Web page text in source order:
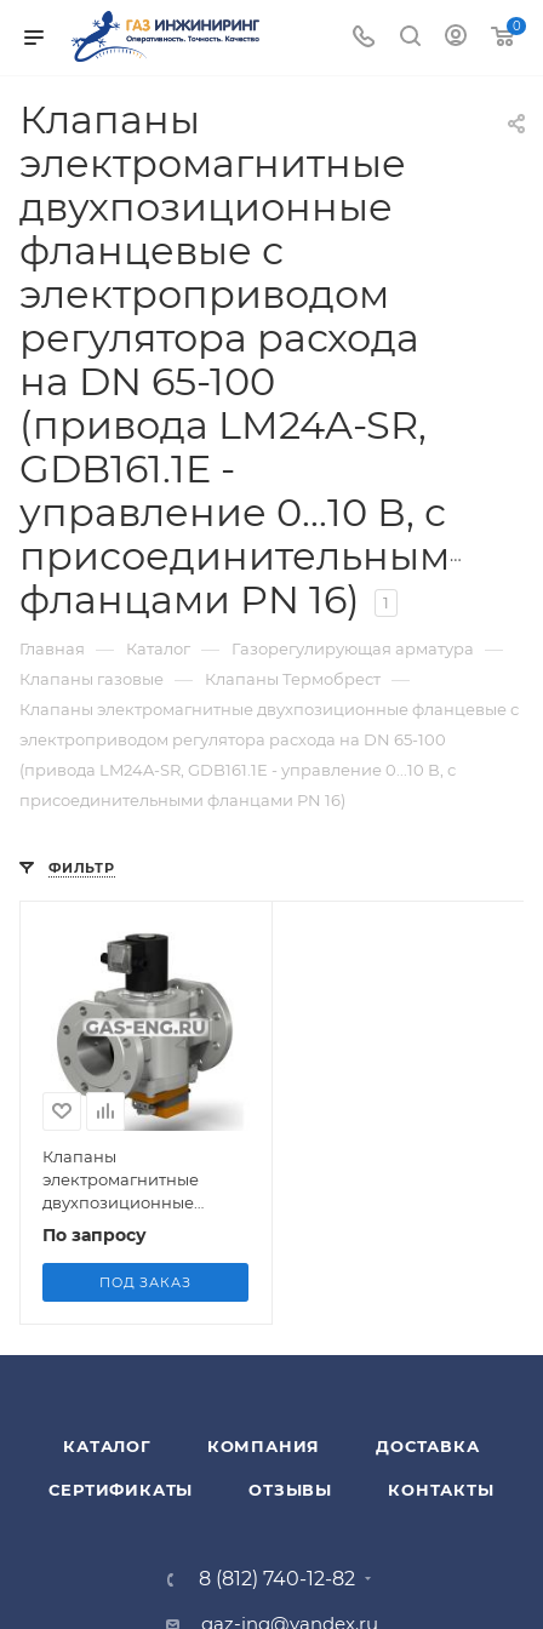
0
Клапаны
электромагнитные
двухпозиционные
фланцевые с
электроприводом
регулятора расхода
на DN 65-100
(привода LM24A-SR,
GDB161.1E -
управление 0...10 В, с
присоединительными
фланцами PN 16)
1
Главная — Каталог — Газорегулирующая арматура —
Клапаны газовые — Клапаны Термобрест —
Клапаны электромагнитные двухпозиционные фланцевые с
электроприводом регулятора расхода на DN 65-100
(привода LM24A-SR, GDB161.1E - управление 0...10 В, с
присоединительными фланцами PN 16)
ФИЛЬТР
Клапаны
электромагнитные
двухпозиционные
фланцевые с
электроприводом
регулятора расхода на
DN 65-100 (привода
По запросу
ПОД ЗАКАЗ
КАТАЛОГ КОМПАНИЯ ДОСТАВКА
СЕРТИФИКАТЫ ОТЗЫВЫ КОНТАКТЫ
8 (812) 740-12-82
gaz-ing@yandex.ru